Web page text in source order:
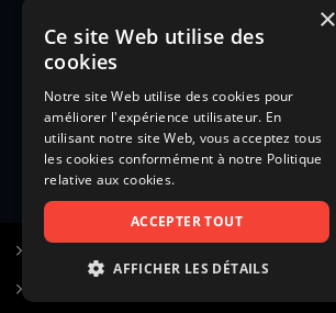
×
Ce site Web utilise des
cookies
Notre site Web utilise des cookies pour
améliorer l'expérience utilisateur. En
utilisant notre site Web, vous acceptez tous
les cookies conformément à notre Politique
relative aux cookies.
ACCEPTER TOUT
AFFICHER LES DÉTAILS